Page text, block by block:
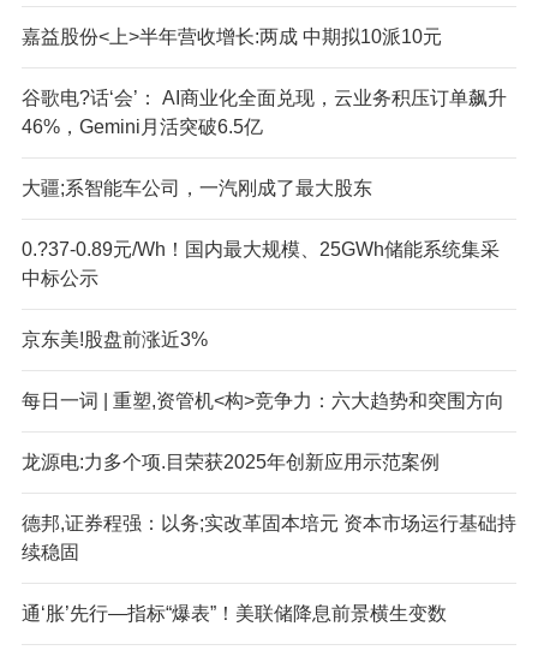
嘉益股份<上>半年营收增长:两成 中期拟10派10元
谷歌电?话‘会’： AI商业化全面兑现，云业务积压订单飙升
46%，Gemini月活突破6.5亿
大疆;系智能车公司，一汽刚成了最大股东
0.?37-0.89元/Wh！国内最大规模、25GWh储能系统集采
中标公示
京东美!股盘前涨近3%
每日一词 | 重塑,资管机<构>竞争力：六大趋势和突围方向
龙源电:力多个项.目荣获2025年创新应用示范案例
德邦,证券程强：以务;实改革固本培元 资本市场运行基础持
续稳固
通‘胀’先行—指标“爆表”！美联储降息前景横生变数